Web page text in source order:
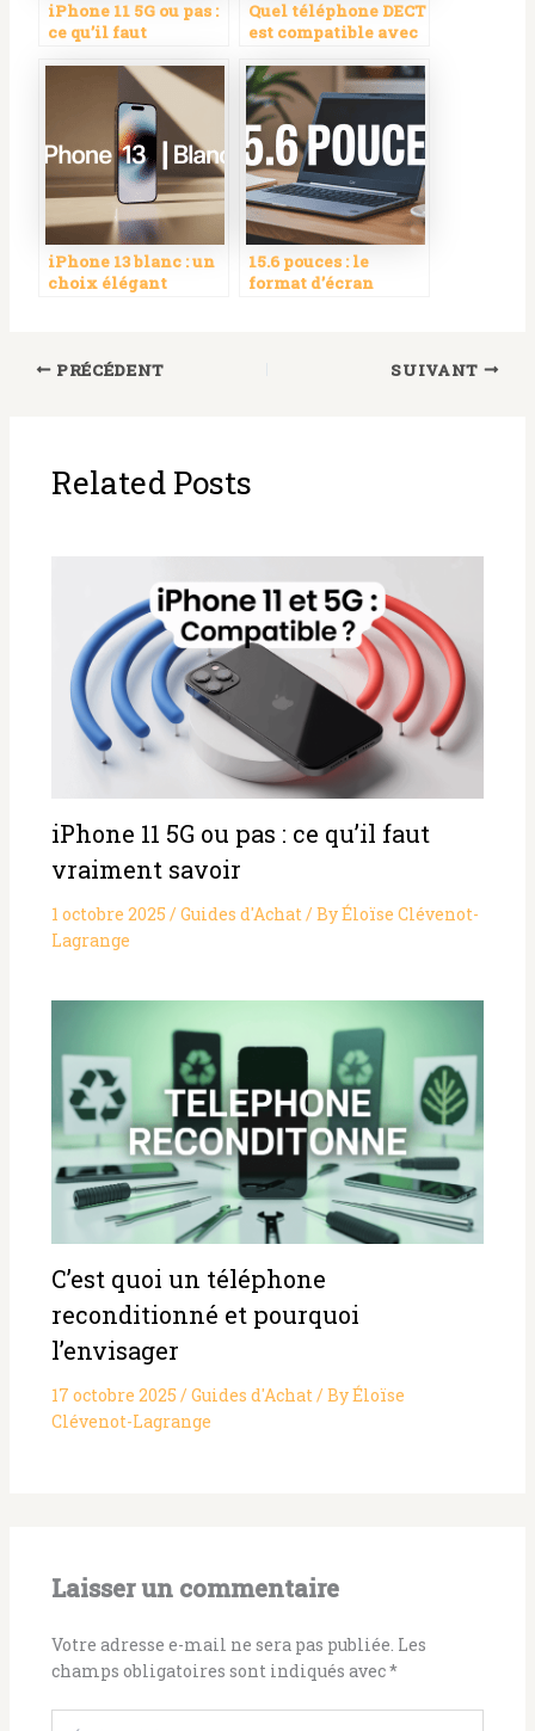
iPhone 11 5G ou pas :
ce qu’il faut
Quel téléphone DECT
est compatible avec
Orange ?
iPhone 13 blanc : un
choix élégant
15.6 pouces : le
format d’écran
PRÉCÉDENT
SUIVANT
Related Posts
iPhone 11 5G ou pas : ce qu’il faut
vraiment savoir
1 octobre 2025 / Guides d'Achat/ ByÉloïse Clévenot-
Lagrange
C’est quoi un téléphone
reconditionné et pourquoi
l’envisager
17 octobre 2025 / Guides d'Achat/ ByÉloïse
Clévenot-Lagrange
Laisser un commentaire
Votre adresse e-mail ne sera pas publiée. Les
champs obligatoires sont indiqués avec*